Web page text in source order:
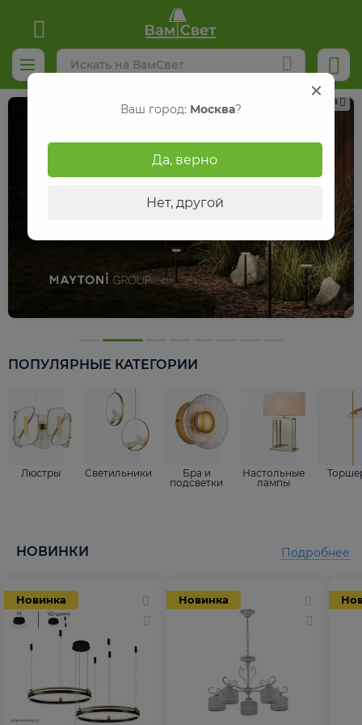
Реклама
ПОПУЛЯРНЫЕ КАТЕГОРИИ
Люстры Светильники
Бра и
подсветки
Настольные
лампы
НОВИНКИ
Новинка Новинка
Подробнее
Ваш город: Москва?
Да, верно
Нет, другой